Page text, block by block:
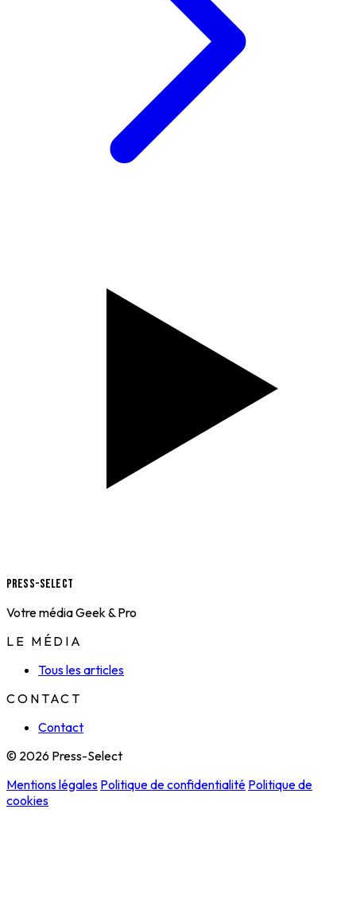
Press-Select
Votre média Geek & Pro
LE MÉDIA
Tous les articles
CONTACT
Contact
© 2026 Press-Select
Mentions légales Politique de confidentialité Politique de
cookies